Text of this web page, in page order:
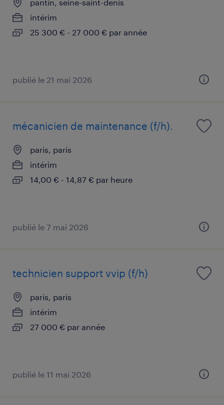
pantin, seine-saint-denis
intérim
25 300 € - 27 000 € par année
publié le 21 mai 2026
mécanicien de maintenance (f/h).
paris, paris
intérim
14,00 € - 14,87 € par heure
publié le 7 mai 2026
technicien support vvip (f/h)
paris, paris
intérim
27 000 € par année
publié le 11 mai 2026